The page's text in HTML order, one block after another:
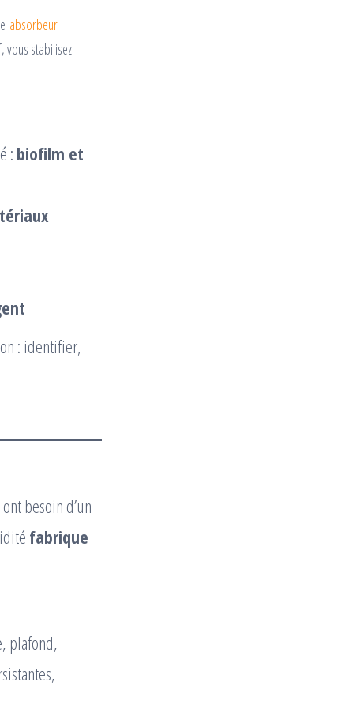
absorbeur
vous stabilisez
:biofilm et
besoin d’un
fabrique
plafond,